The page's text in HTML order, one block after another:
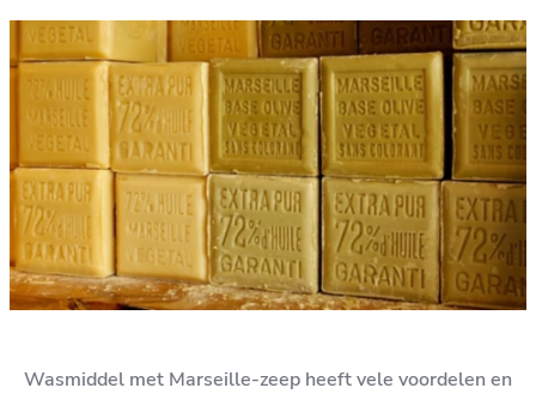
Wasmiddel met Marseille-zeep heeft vele voordelen en